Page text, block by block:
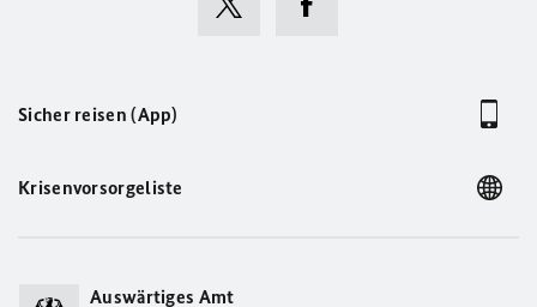
Sicher reisen (App)
Krisenvorsorgeliste
Auswärtiges Amt